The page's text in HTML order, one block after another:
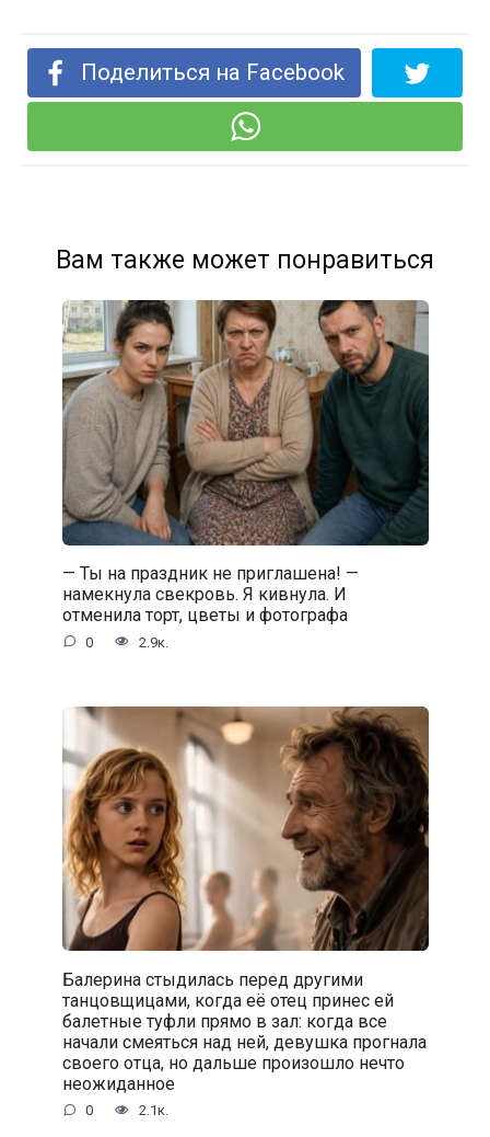
Поделиться на Facebook
Вам также может понравиться
— Ты на праздник не приглашена! —
намекнула свекровь. Я кивнула. И
отменила торт, цветы и фотографа
0 2.9к.
Балерина стыдилась перед другими
танцовщицами, когда её отец принес ей
балетные туфли прямо в зал: когда все
начали смеяться над ней, девушка прогнала
своего отца, но дальше произошло нечто
неожиданное
0 2.1к.